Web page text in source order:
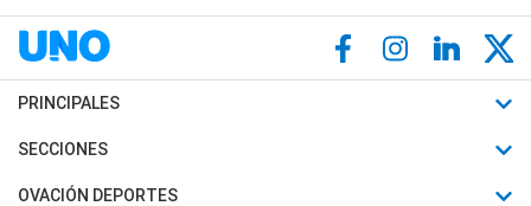
PRINCIPALES
Últimas Noticias
Política
SECCIONES
Horóscopo
OVACIÓN DEPORTES